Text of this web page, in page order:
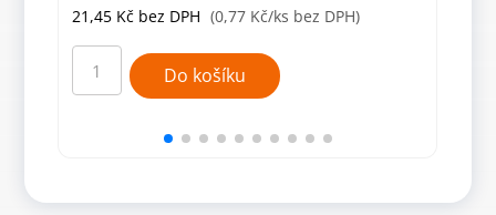
21,45 Kč bez DPH (0,77 Kč/ks bez DPH)
Samolepicí
krytka
20mm
(28ks/arch)
Do košíku